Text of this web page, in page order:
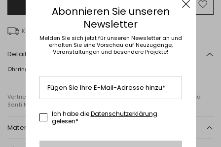
Auf
die
Kostenlose Lieferung ab € 100
Details
Ohrringe aus Metall mit einer unregelmäßigen ovalen Silhouette.
Vertrieben von Diffusione Tessile S.r.l., mit Firmensitz in Cavriago,Via
Santi Nr. 8, 42025 Reggio Emilia (Italien)
Material und Pflege
Zamak, stahl.
Abonnieren Sie unseren
Newsletter
Melden Sie sich jetzt für unseren Newsletter an und
erhalten Sie eine Vorschau auf Neuzugänge,
Veranstaltungen und besondere Projekte!
Fügen Sie Ihre E-Mail-Adresse hinzu*
Ich habe dieDatenschutzerklärung
gelesen*